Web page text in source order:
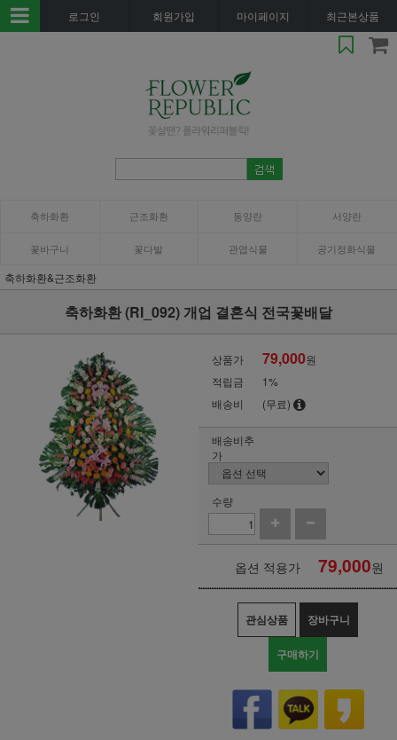
로그인 회원가입 마이페이지 최근본상품
축하화환 근조화환 동양란 서양란
꽃바구니 꽃다발 관엽식물 공기정화식물
축하화환&근조화환
축하화환 (RI_092) 개업 결혼식 전국꽃배달
상품가 79,000원
적립금
1%
배송비
(무료)
배송비추
가
수량
옵션 적용가 79,000원
관심상품 장바구니
구매하기